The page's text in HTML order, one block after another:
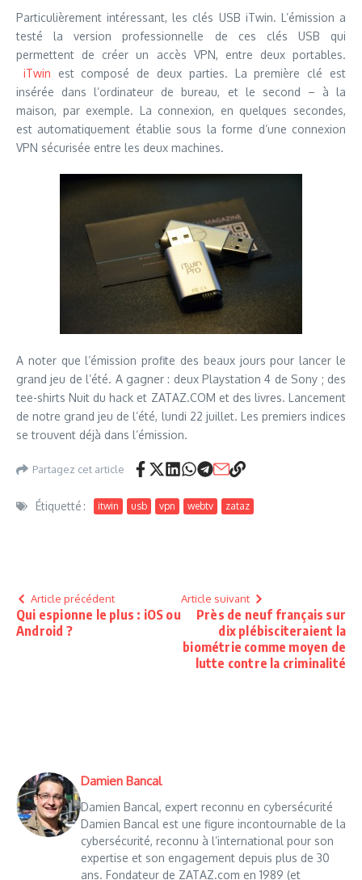
Particulièrement intéressant, les clés USB iTwin. L’émission a
testé la version professionnelle de ces clés USB qui
permettent de créer un accès VPN, entre deux portables.
iTwin est composé de deux parties. La première clé est
insérée dans l’ordinateur de bureau, et le second – à la
maison, par exemple. La connexion, en quelques secondes,
est automatiquement établie sous la forme d’une connexion
VPN sécurisée entre les deux machines.
A noter que l’émission profite des beaux jours pour lancer le
grand jeu de l’été. A gagner : deux Playstation 4 de Sony ; des
tee-shirts Nuit du hack et ZATAZ.COM et des livres. Lancement
de notre grand jeu de l’été, lundi 22 juillet. Les premiers indices
se trouvent déjà dans l’émission.
Partagez cet article
Étiquetté : itwin usb vpn webtv zataz
Article précédent
Qui espionne le plus : iOS ou
Android ?
Article suivant
Près de neuf français sur
dix plébisciteraient la
biométrie comme moyen de
lutte contre la criminalité
Damien Bancal
Damien Bancal, expert reconnu en cybersécurité
Damien Bancal est une figure incontournable de la
cybersécurité, reconnu à l’international pour son
expertise et son engagement depuis plus de 30
ans. Fondateur de ZATAZ.com en 1989 (et